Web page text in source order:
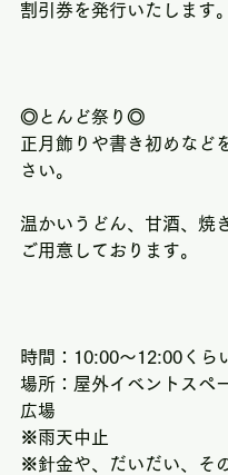
割引券を発行いたします。
◎とんど祭り◎
正月飾りや書き初めなど
さい。
温かいうどん、甘酒、焼
ご用意しております。
時間：10:00～12:00くら
場所：屋外イベントスペ
広場
※雨天中止
※針金や、だいだい、そ